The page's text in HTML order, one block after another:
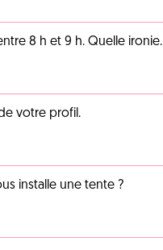
8 h et 9 h. Quelle ironie.
votre profil.
installe une tente ?